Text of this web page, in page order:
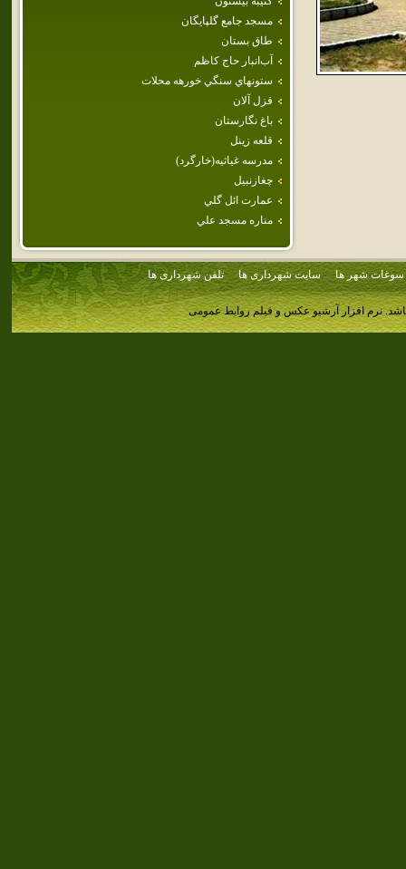
مسجد جامع گلپايگان
طاق بستان
آب‌انبار حاج كاظم
ستونهاي سنگي خورهه محلات
قزل آلان
باغ نگارستان
قلعه زينل
مدرسه غياثيه(خارگرد)
چغازنبيل
عمارت ائل گلي
مناره‌ مسجد علي‌
سوغات شهر ها سایت شهرداری ها تلفن شهرداری ها
نرم افزار آرشیو عکس و فیلم روابط عمومی